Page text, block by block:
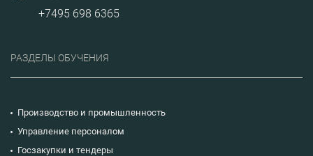
+7495 698 6365
РАЗДЕЛЫ ОБУЧЕНИЯ
Производство и промышленность
Управление персоналом
Госзакупки и тендеры